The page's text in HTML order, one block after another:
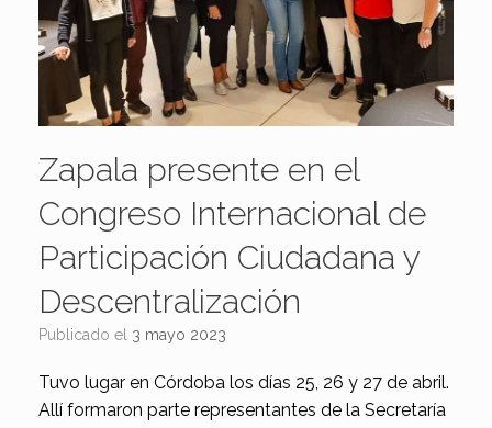
Zapala presente en el
Congreso Internacional de
Participación Ciudadana y
Descentralización
Publicado el 3 mayo 2023
Tuvo lugar en Córdoba los días 25, 26 y 27 de abril.
Allí formaron parte representantes de la Secretaría